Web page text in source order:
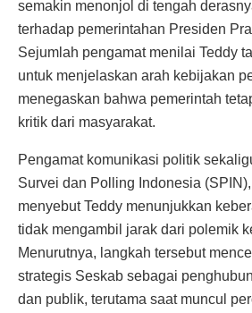
semakin menonjol di tengah
terhadap pemerintahan Presiden
Sejumlah pengamat menilai Teddy
untuk menjelaskan arah kebijakan
menegaskan bahwa pemerintah
kritik dari masyarakat.
Pengamat komunikasi politik
Survei dan Polling Indonesia
menyebut Teddy menunjukkan
tidak mengambil jarak dari polemik
Menurutnya, langkah tersebut
strategis Seskab sebagai
dan publik, terutama saat muncul